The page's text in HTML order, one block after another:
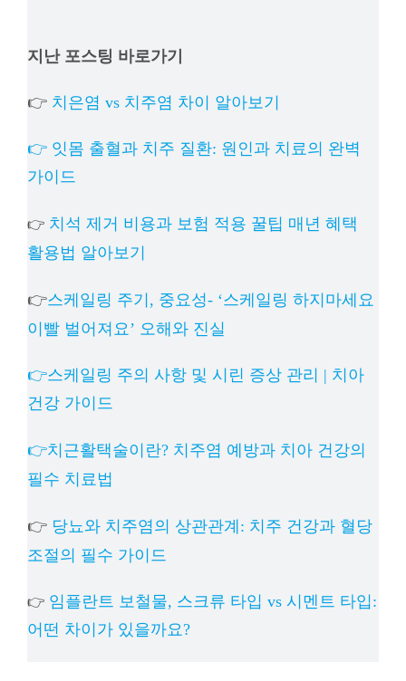
지난 포스팅 바로가기
👉 치은염 vs 치주염 차이 알아보기
👉 잇몸 출혈과 치주 질환: 원인과 치료의 완벽
가이드
👉 치석 제거 비용과 보험 적용 꿀팁 매년 혜택
활용법 알아보기
👉스케일링 주기, 중요성- ‘스케일링 하지마세요
이빨 벌어져요’ 오해와 진실
👉스케일링 주의 사항 및 시린 증상 관리 | 치아
건강 가이드
👉치근활택술이란? 치주염 예방과 치아 건강의
필수 치료법
👉 당뇨와 치주염의 상관관계: 치주 건강과 혈당
조절의 필수 가이드
👉 임플란트 보철물, 스크류 타입 vs 시멘트 타입:
어떤 차이가 있을까요?